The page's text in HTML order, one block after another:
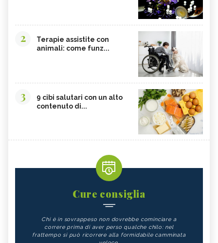
2
Terapie assistite con
animali: come funz...
3
9 cibi salutari con un alto
contenuto di...
Cure consiglia
Chi è in sovrappeso non dovrebbe cominciare a
correre prima di aver perso qualche chilo: nel
frattempo si può ricorrere alla formidabile camminata